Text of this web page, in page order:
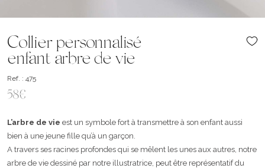
Collier personnalisé
enfant arbre de vie
Ref. : 475
58€
L’arbre de vie est un symbole fort à transmettre à son enfant aussi
bien à une jeune fille qu’à un garçon.
A travers ses racines profondes qui se mêlent les unes aux autres, notre
arbre de vie dessiné par notre illustratrice, peut être représentatif du